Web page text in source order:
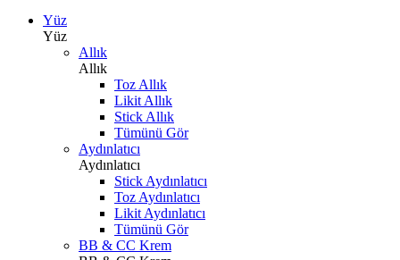
Yüz
Yüz
Allık
Allık
Toz Allık
Likit Allık
Stick Allık
Tümünü Gör
Aydınlatıcı
Aydınlatıcı
Stick Aydınlatıcı
Toz Aydınlatıcı
Likit Aydınlatıcı
Tümünü Gör
BB & CC Krem